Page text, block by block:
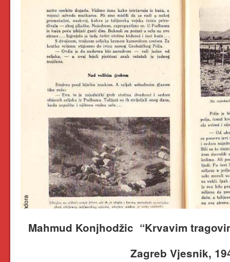
Mahmud Konjhodžic “Krvavim
Zagreb Vjesnik,